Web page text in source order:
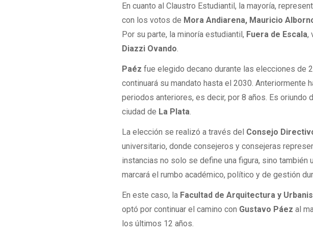
En cuanto al Claustro Estudiantil, la mayoría,
con los votos de Mora Andiarena, Mauricio
Por su parte, la minoría estudiantil, Fuera de Escala,
Diazzi Ovando.
Paézfue elegido decano durante las elecciones de
continuará su mandato hasta el 2030. Anteriormente
periodos anteriores, es decir, por 8 años. Es oriundo
ciudad de La Plata.
La elección se realizó a través del Consejo
universitario, donde consejeros y consejeras
instancias no solo se define una figura, sino también
marcará el rumbo académico, político y de gestión
En este caso, la Facultad de Arquitectura y
optó por continuar el camino con Gustavo Páez al
los últimos 12 años.